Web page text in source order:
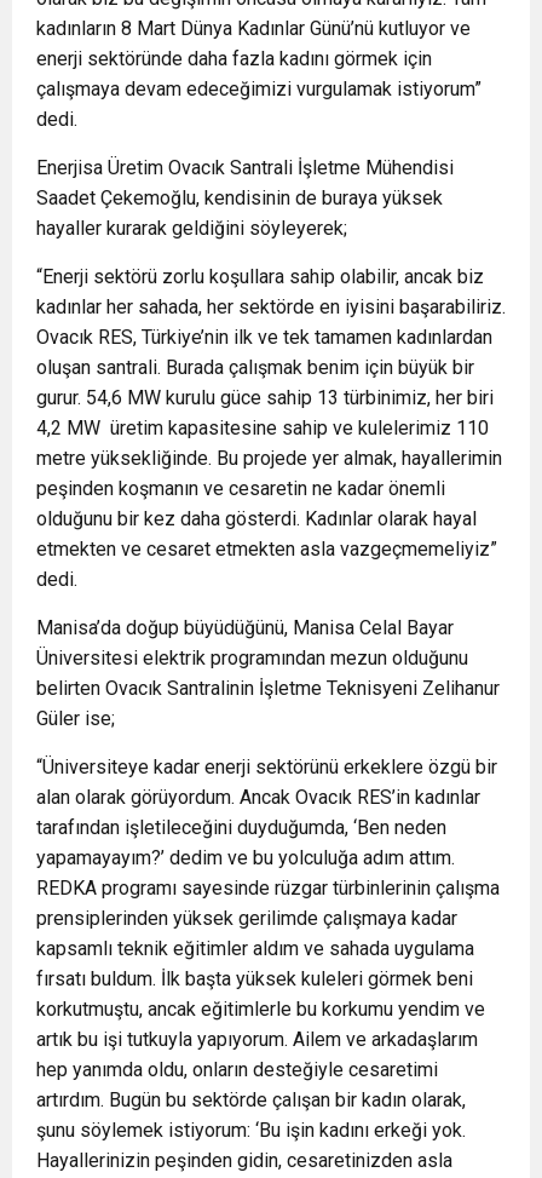
kadınların 8 Mart Dünya Kadınlar Günü’nü kutluyor ve
enerji sektöründe daha fazla kadını görmek için
çalışmaya devam edeceğimizi vurgulamak istiyorum”
dedi.
Enerjisa Üretim Ovacık Santrali İşletme Mühendisi
Saadet Çekemoğlu, kendisinin de buraya yüksek
hayaller kurarak geldiğini söyleyerek;
“Enerji sektörü zorlu koşullara sahip olabilir, ancak biz
kadınlar her sahada, her sektörde en iyisini başarabiliriz.
Ovacık RES, Türkiye’nin ilk ve tek tamamen kadınlardan
oluşan santrali. Burada çalışmak benim için büyük bir
gurur. 54,6 MW kurulu güce sahip 13 türbinimiz, her biri
4,2 MW üretim kapasitesine sahip ve kulelerimiz 110
metre yüksekliğinde. Bu projede yer almak, hayallerimin
peşinden koşmanın ve cesaretin ne kadar önemli
olduğunu bir kez daha gösterdi. Kadınlar olarak hayal
etmekten ve cesaret etmekten asla vazgeçmemeliyiz”
dedi.
Manisa’da doğup büyüdüğünü, Manisa Celal Bayar
Üniversitesi elektrik programından mezun olduğunu
belirten Ovacık Santralinin İşletme Teknisyeni Zelihanur
Güler ise;
“Üniversiteye kadar enerji sektörünü erkeklere özgü bir
alan olarak görüyordum. Ancak Ovacık RES’in kadınlar
tarafından işletileceğini duyduğumda, ‘Ben neden
yapamayayım?’ dedim ve bu yolculuğa adım attım.
REDKA programı sayesinde rüzgar türbinlerinin çalışma
prensiplerinden yüksek gerilimde çalışmaya kadar
kapsamlı teknik eğitimler aldım ve sahada uygulama
fırsatı buldum. İlk başta yüksek kuleleri görmek beni
korkutmuştu, ancak eğitimlerle bu korkumu yendim ve
artık bu işi tutkuyla yapıyorum. Ailem ve arkadaşlarım
hep yanımda oldu, onların desteğiyle cesaretimi
artırdım. Bugün bu sektörde çalışan bir kadın olarak,
şunu söylemek istiyorum: ‘Bu işin kadını erkeği yok.
Hayallerinizin peşinden gidin, cesaretinizden asla